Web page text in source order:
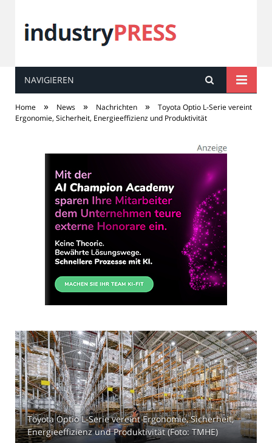
industryPRESS
NAVIGIEREN
Home » News » Nachrichten »
Toyota Optio L-Serie vereint
Ergonomie, Sicherheit, Energieeffizienz und Produktivität
Toyota Optio L-Serie vereint Ergonomie, Sicherheit,
Energieeffizienz und Produktivität (Foto: TMHE)